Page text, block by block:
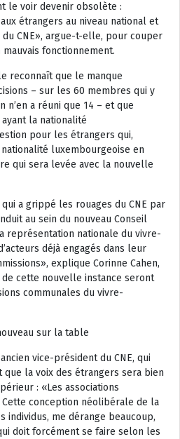
le voir devenir obsolète :
étrangers au niveau national et
du CNE», argue-t-elle, pour couper
fonctionnement.
reconnaît que le manque
– sur les 60 membres qui y
n’en a réuni que 14 – et que
la nationalité
pour les étrangers qui,
luxembourgeoise en
qui sera levée avec la nouvelle
a grippé les rouages du CNE par
au sein du nouveau Conseil
représentation nationale du vivre-
déjà engagés dans leur
explique Corinne Cahen,
cette nouvelle instance seront
communales du vivre-
sur la table
vice-président du CNE, qui
la voix des étrangers sera bien
: «Les associations
Cette conception néolibérale de la
individus, me dérange beaucoup,
doit forcément se faire selon les